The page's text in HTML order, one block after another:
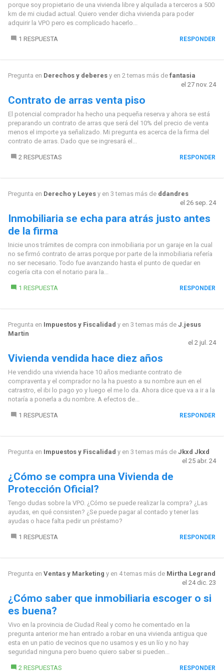
porque soy propietario de una vivienda libre y alquilada a terceros a 500
km de mi ciudad actual. Quiero vender dicha vivienda para poder
adquirir la VPO pero es complicado hacerlo...
1 RESPUESTA RESPONDER
Pregunta en Derechos y deberesy en 2 temas más de fantasia
el 27 nov. 24
Contrato de arras venta piso
El potencial comprador ha hecho una pequeña reserva y ahora se está
preparando un contrato de arras que será del 10% del precio de venta
menos el importe ya señalizado. Mi pregunta es acerca de la firma del
contrato de arras. Dado que se ingresará el...
2 RESPUESTAS RESPONDER
Pregunta en Derecho y Leyesy en 3 temas más de ddandres
el 26 sep. 24
Inmobiliaria se echa para atrás justo antes
de la firma
Inicie unos trámites de compra con inmobiliaria por un garaje en la cual
no se firmó contrato de arras porque por parte de la inmobiliaria refería
no ser necesario. Todo fue avanzando hasta el punto de quedar en
cogería cita con el notario para la...
1 RESPUESTA RESPONDER
Pregunta en Impuestos y Fiscalidad y en 3 temas más de J.jesus
Martin
el 2 jul. 24
Vivienda vendida hace diez años
He vendido una vivienda hace 10 años mediante contrato de
compraventa y el comprador no la ha puesto a su nombre aun en el
catrastro, el ibi lo pago yo y luego el me lo da. Ahora dice que va a ir a la
notaría a ponerla a du nombre. A efectos de...
1 RESPUESTA RESPONDER
Pregunta en Impuestos y Fiscalidad y en 3 temas más de Jkxd Jkxd
el 25 abr. 24
¿Cómo se compra una Vivienda de
Protección Oficial?
Tengo dudas sobre la VPO. ¿Cómo se puede realizar la compra? ¿Las
ayudas, en qué consisten? ¿Se puede pagar al contado y tener las
ayudas o hace falta pedir un préstamo?
1 RESPUESTA RESPONDER
Pregunta en Ventas y Marketing y en 4 temas más de Mirtha Legrand
el 24 dic. 23
¿Cómo saber que inmobiliaria escoger o si
es buena?
Vivo en la provincia de Ciudad Real y como he comentado en la
pregunta anterior me han entrado a robar en una vivienda antigua que
esta en un patio de vecinos que no usamos y es un lío y no hay
seguridad ninguna pero bueno quiero saber si pueden...
2 RESPUESTAS RESPONDER